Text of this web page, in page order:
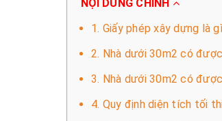
NỘI DUNG CHÍNH
1. Giấy phép xây dựng là
2. Nhà dưới 30m2 có
3. Nhà dưới 30m2 có
4. Quy định diện tích tối